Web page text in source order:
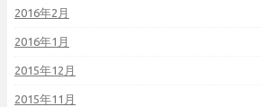
2016年2月
2016年1月
2015年12月
2015年11月